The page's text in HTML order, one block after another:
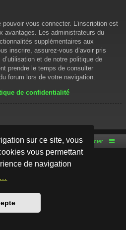
sur ce site, vous
vous permettant
de navigation
vous connecter. L’inscription est
avantages. Les administrateurs du
supplémentaires aux
inscrire, assurez-vous d’avoir pris
et de notre politique de
prendre le temps de consulter
forum lors de votre navigation.
de confidentialité
Nous contacter
® Forum Software © phpBB Limited
officielle